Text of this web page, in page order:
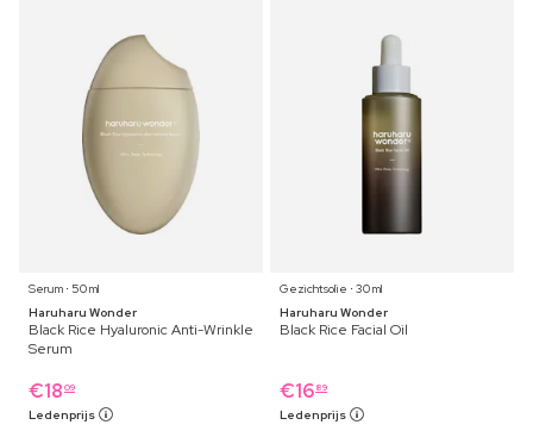
Serum ⋅ 50 ml
Haruharu Wonder
Black Rice Hyaluronic Anti-Wrinkle
Serum
€18 09
Ledenprijs
Gezichtsolie ⋅ 30 ml
Haruharu Wonder
Black Rice Facial Oil
€16 89
Ledenprijs